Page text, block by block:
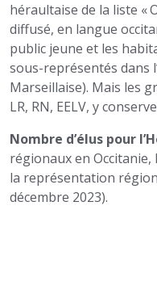
héraultaise de la liste «
diffusé, en langue
public jeune et les
sous-représentés dans
Marseillaise). Mais les
LR, RN, EELV, y
Nombre d’élus pour
régionaux en Occitanie,
la représentation
décembre 2023).